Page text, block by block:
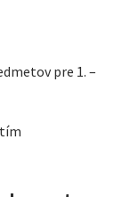
pre 1. –